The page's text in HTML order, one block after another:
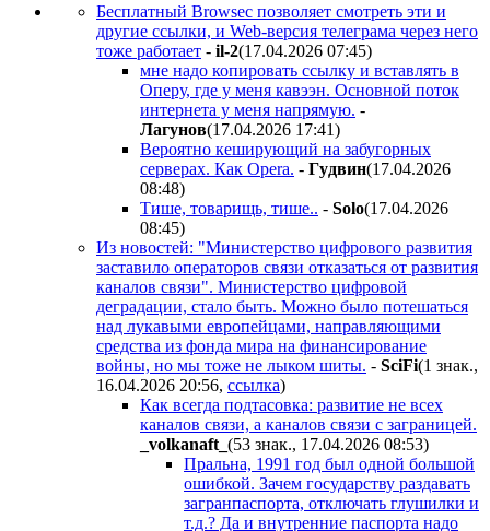
Бесплатный Browsec позволяет смотреть эти и
другие ссылки, и Web-версия телеграма через него
тоже работает - il-2(17.04.2026 07:45)
мне надо копировать ссылку и вставлять в
Оперу, где у меня кавээн. Основной поток
интернета у меня напрямую. -
Лaгyнoв(17.04.2026 17:41)
Вероятно кеширующий на забугорных
серверах. Как Opera. - Гyдвин(17.04.2026
08:48)
Тише, товарищь, тише.. - Solo(17.04.2026
08:45)
Из новостей: "Министерство цифрового развития
заставило операторов связи отказаться от развития
каналов связи". Министерство цифровой
деградации, стало быть. Можно было потешаться
над лукавыми европейцами, направляющими
средства из фонда мира на финансирование
войны, но мы тоже не лыком шиты. - SciFi(1 знак.,
16.04.2026 20:56, ссылка)
Как всегда подтасовка: развитие не всех
каналов связи, а каналов связи с заграницей.
_volkanaft_ (53 знак., 17.04.2026 08:53)
Пральна, 1991 год был одной большой
ошибкой. Зачем государству раздавать
загранпаспорта, отключать глушилки и
т.д.? Да и внутренние паспорта надо